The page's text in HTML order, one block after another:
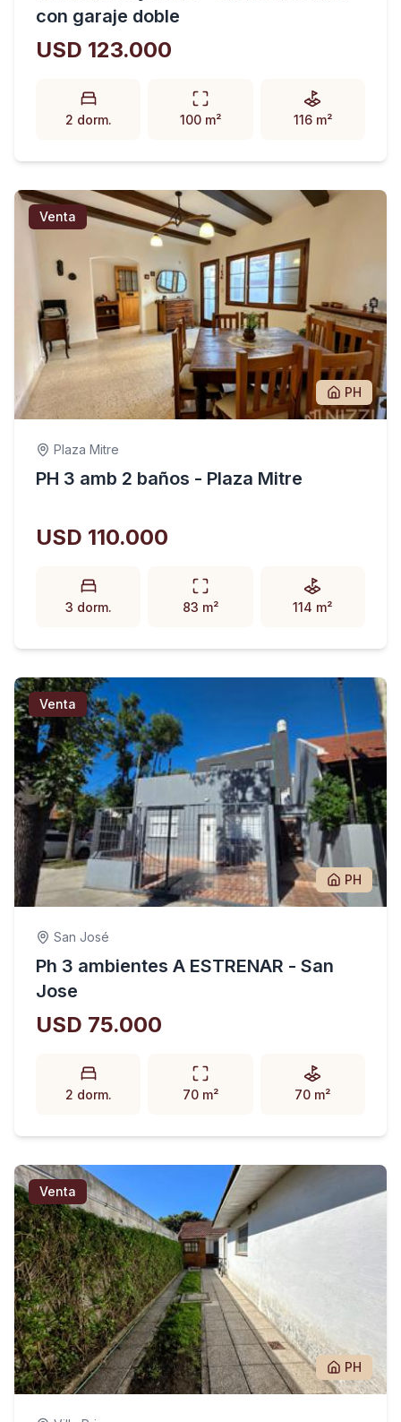
con garaje doble
USD 123.000
2 dorm. 100 m² 116 m²
Venta
PH
Plaza Mitre
PH 3 amb 2 baños - Plaza Mitre
USD 110.000
3 dorm. 83 m² 114 m²
Venta
PH
San José
Ph 3 ambientes A ESTRENAR - San
Jose
USD 75.000
2 dorm. 70 m² 70 m²
Venta
PH